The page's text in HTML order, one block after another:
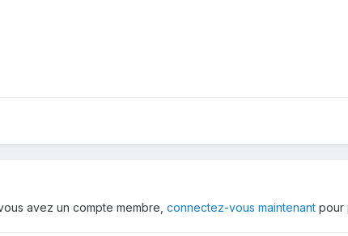
avez un compte membre, connectez-vous maintenant pour